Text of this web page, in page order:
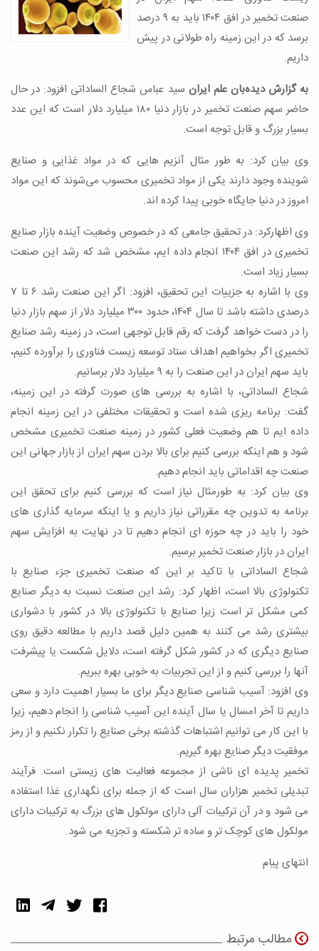
صنعت تخمیر در افق ۱۴۰۴ باید به ۹ درصد
برسد که در این زمینه راه طولانی در پیش
داریم.
به گزارش دیده‌بان علم ایران سید عباس شجاع الساداتی افزود: در حال
حاضر سهم صنعت تخمیر در بازار دنیا ۱۸۰ میلیارد دلار است که این عدد
بسیار بزرگ و قابل توجه است.
وی بیان کرد: به طور مثال آنزیم هایی که در مواد غذایی و صنایع
شوینده وجود دارند یکی از مواد تخمیری محسوب می‌شوند که این مواد
امروز در دنیا جایگاه خوبی پیدا کرده اند.
وی اظهارکرد: در تحقیق جامعی که در خصوص وضعیت آینده بازار صنایع
تخمیری در افق ۱۴۰۴ انجام داده ایم، مشخص شد که رشد این صنعت
بسیار زیاد است.
وی با اشاره به جزییات این تحقیق، افزود: اگر این صنعت رشد ۶ تا ۷
درصدی داشته باشد تا سال ۱۴۰۴، حدود ۳۰۰ میلیارد دلار از سهم بازار دنیا
را در دست خواهد گرفت که رقم قابل توجهی است، در زمینه رشد صنایع
تخمیری اگر بخواهیم اهداف ستاد توسعه زیست فناوری را برآورده کنیم،
باید سهم ایران در این صنعت را به ۹ میلیارد دلار برسانیم.
شجاع الساداتی، با اشاره به بررسی های صورت گرفته در این زمینه،
گفت: برنامه ریزی شده است و تحقیقات مختلفی در این زمینه انجام
داده ایم تا هم وضعیت فعلی کشور در زمینه صنعت تخمیری مشخص
شود و هم اینکه بررسی کنیم برای بالا بردن سهم ایران از بازار جهانی این
صنعت چه اقداماتی باید انجام دهیم.
وی بیان کرد: به طورمثال نیاز است که بررسی کنیم برای تحقق این
برنامه به تدوین چه مقرراتی نیاز داریم و یا اینکه سرمایه گذاری های
خود را باید در چه حوزه ای انجام دهیم تا در نهایت به افزایش سهم
ایران در بازار صنعت تخمیر برسیم.
شجاع الساداتی با تاکید بر این که صنعت تخمیری جزء صنایع با
تکنولوژی بالا است، اظهار کرد: رشد این صنعت نسبت به دیگر صنایع
کمی مشکل تر است زیرا صنایع با تکنولوژی بالا در کشور با دشواری
بیشتری رشد می کنند به همین دلیل قصد داریم با مطالعه دقیق روی
صنایع دیگری که در کشور شکل گرفته است، دلایل شکست یا پیشرفت
آنها را بررسی کنیم و از این تجربیات به خوبی بهره ببریم.
وی افزود: آسیب شناسی صنایع دیگر برای ما بسیار اهمیت دارد و سعی
داریم تا آخر امسال یا سال آینده این آسیب شناسی را انجام دهیم، زیرا
با این کار می توانیم اشتباهات گذشته برخی صنایع را تکرار نکنیم و از رمز
موفقیت دیگر صنایع بهره گیریم.
تخمیر پدیده ای ناشی از مجموعه فعالیت های زیستی است. فرآیند
تبدیلی تخمیر هزاران سال است که از جمله برای نگهداری غذا استفاده
می شود و در آن ترکیبات آلی دارای مولکول های بزرگ به ترکیبات دارای
مولکول های کوچک تر و ساده تر شکسته و تجزیه می شود.
انتهای پیام
مطالب مرتبط